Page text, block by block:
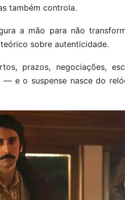
também controla.
a mão para não
sobre autenticidade.
prazos, negociações,
e o suspense nasce do